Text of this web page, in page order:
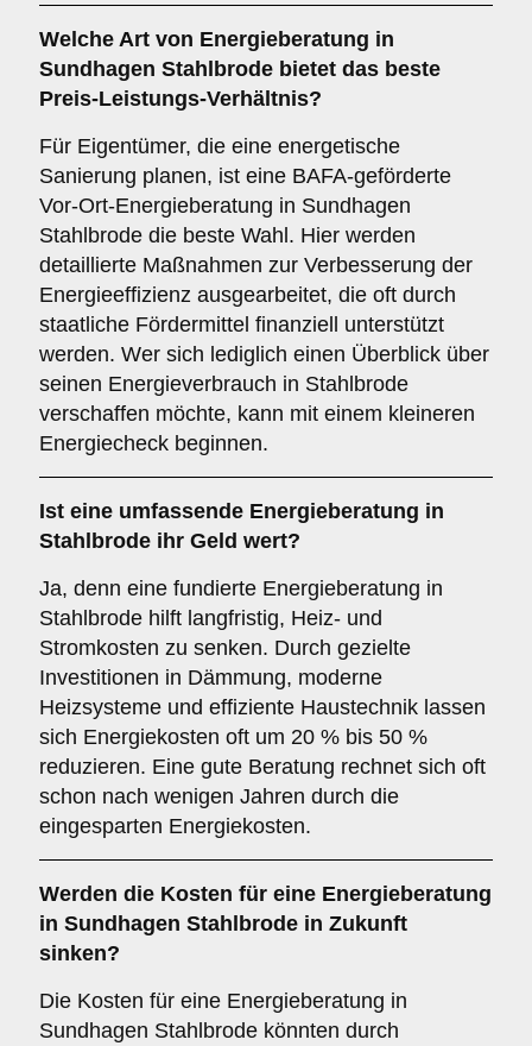
Welche Art von Energieberatung in
Sundhagen Stahlbrode bietet das beste
Preis-Leistungs-Verhältnis?
Für Eigentümer, die eine energetische
Sanierung planen, ist eine BAFA-geförderte
Vor-Ort-Energieberatung in Sundhagen
Stahlbrode die beste Wahl. Hier werden
detaillierte Maßnahmen zur Verbesserung der
Energieeffizienz ausgearbeitet, die oft durch
staatliche Fördermittel finanziell unterstützt
werden. Wer sich lediglich einen Überblick über
seinen Energieverbrauch in Stahlbrode
verschaffen möchte, kann mit einem kleineren
Energiecheck beginnen.
Ist eine umfassende Energieberatung in
Stahlbrode ihr Geld wert?
Ja, denn eine fundierte Energieberatung in
Stahlbrode hilft langfristig, Heiz- und
Stromkosten zu senken. Durch gezielte
Investitionen in Dämmung, moderne
Heizsysteme und effiziente Haustechnik lassen
sich Energiekosten oft um 20 % bis 50 %
reduzieren. Eine gute Beratung rechnet sich oft
schon nach wenigen Jahren durch die
eingesparten Energiekosten.
Werden die Kosten für eine Energieberatung
in Sundhagen Stahlbrode in Zukunft
sinken?
Die Kosten für eine Energieberatung in
Sundhagen Stahlbrode könnten durch